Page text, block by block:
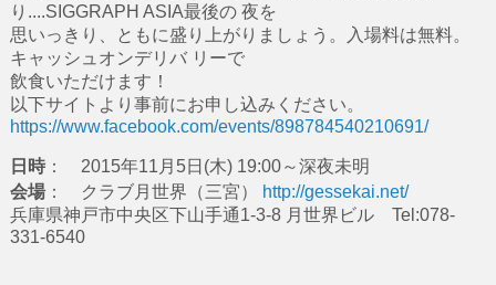
り....SIGGRAPH ASIA最後の 夜を
思いっきり、ともに盛り上がりましょう。入場料は無料。
キャッシュオンデリバ リーで
飲食いただけます！
以下サイトより事前にお申し込みください。
https://www.facebook.com/events/898784540210691/
日時： 2015年11月5日(木) 19:00～深夜未明
会場： クラブ月世界（三宮）
http://gessekai.net/
兵庫県神戸市中央区下山手通1-3-8 月世界ビル Tel:078-
331-6540